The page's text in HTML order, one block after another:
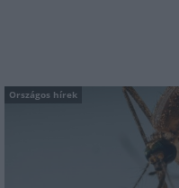
Országos hírek